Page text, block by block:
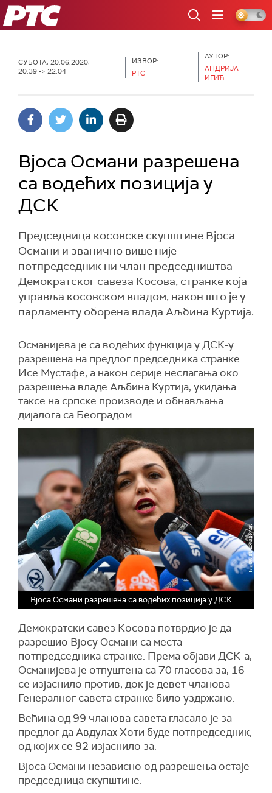
РТС
СУБОТА, 20.06.2020,
20:39 -> 22:04
ИЗВОР:
РТС
АУТОР:
АНДРИЈА
ИГИЋ
Вјоса Османи разрешена
са водећих позиција у
ДСК
Председница косовске скупштине Вјоса
Османи и званично више није
потпредседник ни члан председништва
Демократског савеза Косова, странке која
управља косовском владом, након што је у
парламенту оборена влада Аљбина Куртија.
Османијева је са водећих функција у ДСК-у
разрешена на предлог председника странке
Исе Мустафе, а након серије неслагања око
разрешења владе Аљбина Куртија, укидања
таксе на српске производе и обнављања
дијалога са Београдом.
Вјоса Османи разрешена са водећих позиција у ДСК
Демократски савез Косова потврдио је да
разрешио Вјосу Османи са места
потпредседника странке. Према објави ДСК-а,
Османијева је отпуштена са 70 гласова за, 16
се изјаснило против, док је девет чланова
Генералног савета странке било уздржано.
Већина од 99 чланова савета гласало је за
предлог да Авдулах Хоти буде потпредседник,
од којих се 92 изјаснило за.
Вјоса Османи независно од разрешења остаје
председница скупштине.